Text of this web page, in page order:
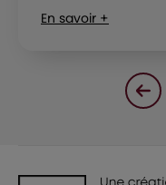
En savoir +